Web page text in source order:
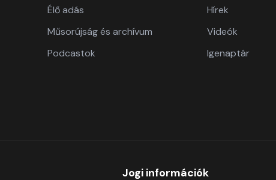
Élő adás
Műsorújság és archívum
Podcastok
Hírek
Videók
Igenaptár
Jogi információk